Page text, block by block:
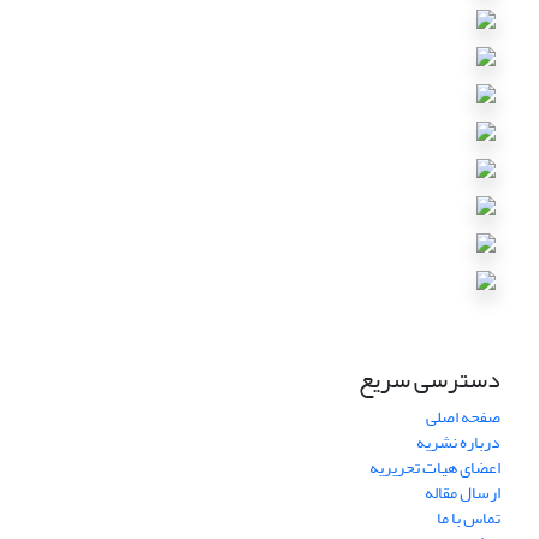
دسترسی سریع
صفحه اصلی
درباره نشریه
اعضای هیات تحریریه
ارسال مقاله
تماس با ما